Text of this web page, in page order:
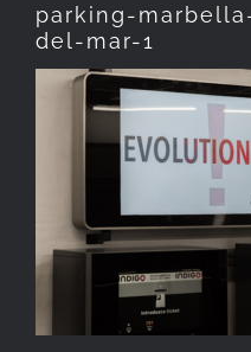
parking-
del-mar-1